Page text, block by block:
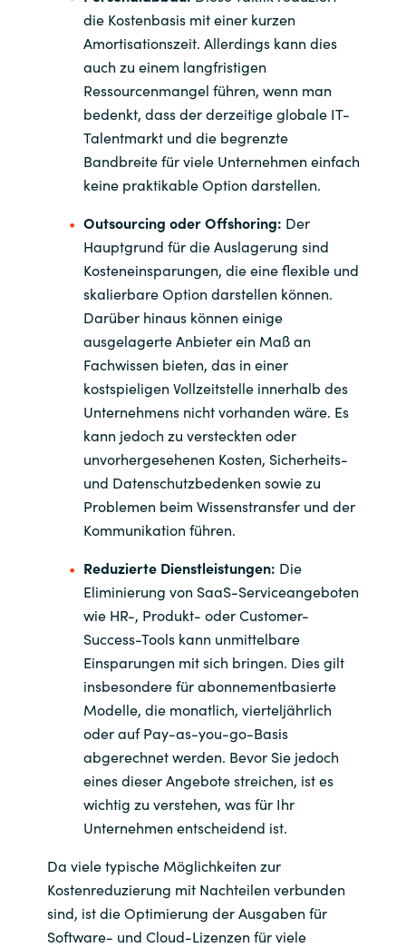
die Kostenbasis mit einer kurzen
Amortisationszeit. Allerdings kann dies
auch zu einem langfristigen
Ressourcenmangel führen, wenn man
bedenkt, dass der derzeitige globale IT-
Talentmarkt und die begrenzte
Bandbreite für viele Unternehmen einfach
keine praktikable Option darstellen.
Outsourcing oder Offshoring: Der
Hauptgrund für die Auslagerung sind
Kosteneinsparungen, die eine flexible und
skalierbare Option darstellen können.
Darüber hinaus können einige
ausgelagerte Anbieter ein Maß an
Fachwissen bieten, das in einer
kostspieligen Vollzeitstelle innerhalb des
Unternehmens nicht vorhanden wäre. Es
kann jedoch zu versteckten oder
unvorhergesehenen Kosten, Sicherheits-
und Datenschutzbedenken sowie zu
Problemen beim Wissenstransfer und der
Kommunikation führen.
Reduzierte Dienstleistungen: Die
Eliminierung von SaaS-Serviceangeboten
wie HR-, Produkt- oder Customer-
Success-Tools kann unmittelbare
Einsparungen mit sich bringen. Dies gilt
insbesondere für abonnementbasierte
Modelle, die monatlich, vierteljährlich
oder auf Pay-as-you-go-Basis
abgerechnet werden. Bevor Sie jedoch
eines dieser Angebote streichen, ist es
wichtig zu verstehen, was für Ihr
Unternehmen entscheidend ist.
Da viele typische Möglichkeiten zur
Kostenreduzierung mit Nachteilen verbunden
sind, ist die Optimierung der Ausgaben für
Software- und Cloud-Lizenzen für viele